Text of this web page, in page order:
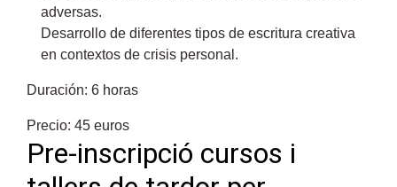
adversas.
Desarrollo de diferentes tipos de escritura creativa
en contextos de crisis personal.
Duración: 6 horas
Precio: 45 euros